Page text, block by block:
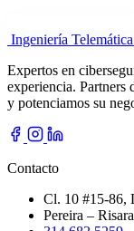
Ingeniería Telemática
Expertos en
experiencia. Partners
y potenciamos su
Contacto
Cl. 10 #15-86,
Pereira –